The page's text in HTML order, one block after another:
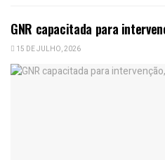
GNR capacitada para
15 DE JULHO, 2026